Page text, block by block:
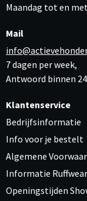
Maandag tot en
Mail
7 dagen per week,
Antwoord binnen
Klantenservice
Bedrijfsinformatie
Info voor je bestelt
Algemene
Informatie Ruffwear
Openingstijden